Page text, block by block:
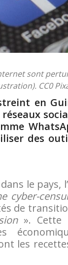
sont
CC0
en
des
le pays,
cyber-
de
». Cette
les